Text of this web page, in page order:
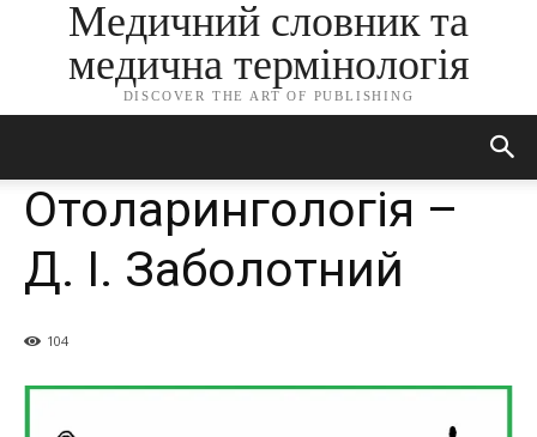
Медичний словник та
медична термінологія
DISCOVER THE ART OF PUBLISHING
Отоларингологія –
Д. І. Заболотний
104